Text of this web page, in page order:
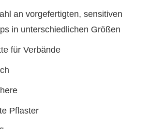
an vorgefertigten, sensitiven
in unterschiedlichen Größen
für Verbände
Pflaster